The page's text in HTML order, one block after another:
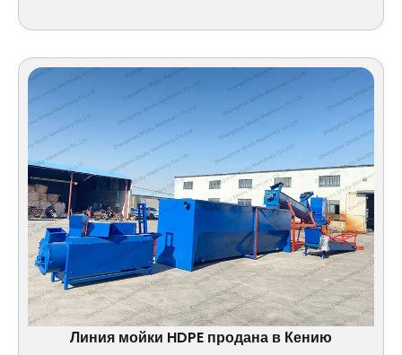
Линия мойки HDPE продана в Кению